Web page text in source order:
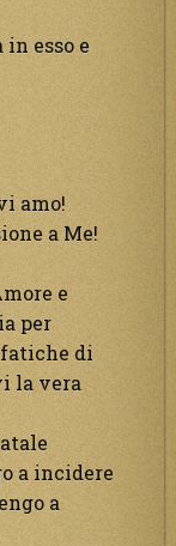
esso e
amo!
a Me!
e
per
di
la vera
a incidere
a